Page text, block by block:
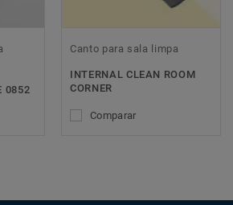
0852
Canto para sala limpa
INTERNAL CLEAN ROOM
CORNER
Comparar